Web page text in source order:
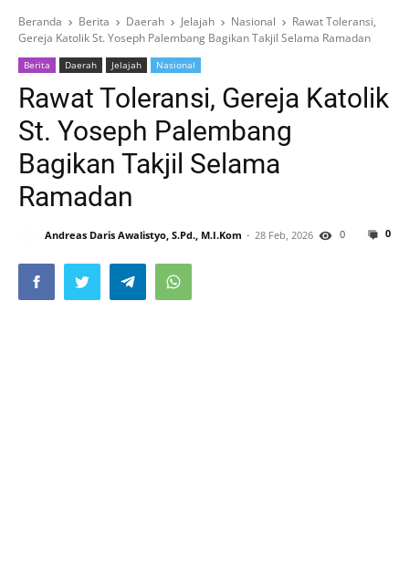
Beranda Berita Daerah Jelajah Nasional
Rawat Toleransi,
Gereja Katolik St. Yoseph Palembang Bagikan Takjil Selama Ramadan
Berita Daerah Jelajah Nasional
Rawat Toleransi, Gereja Katolik
St. Yoseph Palembang
Bagikan Takjil Selama
Ramadan
Andreas Daris Awalistyo, S.Pd., M.I.Kom 28 Feb, 2026 0
0